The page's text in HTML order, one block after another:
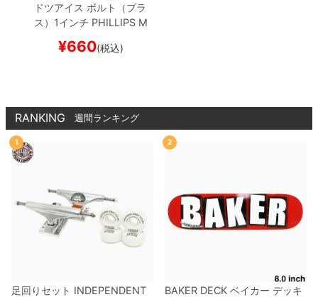
ドツアイス ボルト（プラ
ス）1インチ PHILLIPS M
スケートボード スケボー
¥660(税込)
RANKING 週間ランキング
1
足回りセット INDEPENDENT
2
BAKER DECK ベイカー デッキ